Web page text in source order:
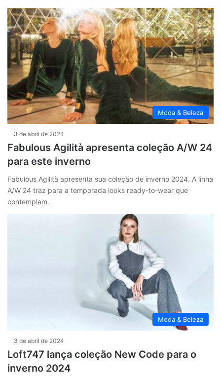
Moda & Beleza
3 de abril de 2024
Fabulous Agilità apresenta coleção A/W 24
para este inverno
Fabulous Agilità apresenta sua coleção de inverno 2024. A linha
A/W 24 traz para a temporada looks ready-to-wear que
contemplam…
Moda & Beleza
3 de abril de 2024
Loft747 lança coleção New Code para o
inverno 2024